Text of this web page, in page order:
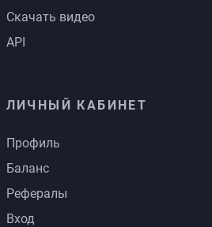
Скачать видео
API
ЛИЧНЫЙ КАБИНЕТ
Профиль
Баланс
Рефералы
Вход